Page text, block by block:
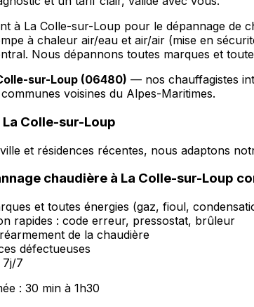
à La Colle-sur-Loup pour le dépannage
à chaleur air/eau et air/air (mise en
Nous dépannons toutes marques et
sur-Loup (06480) — nos chauffagistes
voisines du Alpes-Maritimes.
Colle-sur-Loup
et résidences récentes, nous adaptons
chaudière à La Colle-sur-Loup
et toutes énergies (gaz, fioul,
rapides : code erreur, pressostat, brûleur
de la chaudière
défectueuses
7
: 30 min à 1h30